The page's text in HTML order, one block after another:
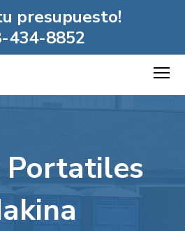
presupuesto!
434-8852
Portatiles